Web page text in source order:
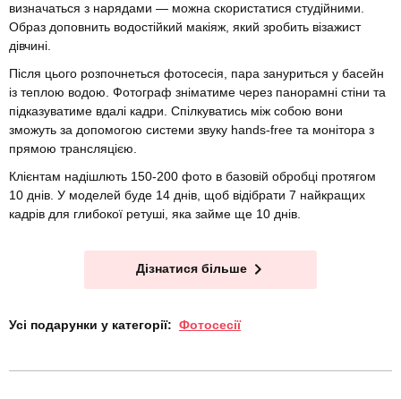
визначаться з нарядами — можна скористатися студійними.
Образ доповнить водостійкий макіяж, який зробить візажист
дівчині.
Після цього розпочнеться фотосесія, пара зануриться у басейн
із теплою водою. Фотограф зніматиме через панорамні стіни та
підказуватиме вдалі кадри. Спілкуватись між собою вони
зможуть за допомогою системи звуку hands-free та монітора з
прямою трансляцією.
Клієнтам надішлють 150-200 фото в базовій обробці протягом
10 днів. У моделей буде 14 днів, щоб відібрати 7 найкращих
кадрів для глибокої ретуші, яка займе ще 10 днів.
Дізнатися більше
Усі подарунки у категорії: Фотосесії